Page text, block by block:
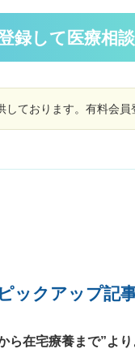
子が
うな状
？
状態で
安定し
移りました。 今日は手足のむ
ょうか。
小学三
たので
などの
っと頭
で検便
鉤条虫
おり、
医師に
などを
心配で
録して医療相
ております。有料会
ピックアップ記
ら在宅療養まで”よ